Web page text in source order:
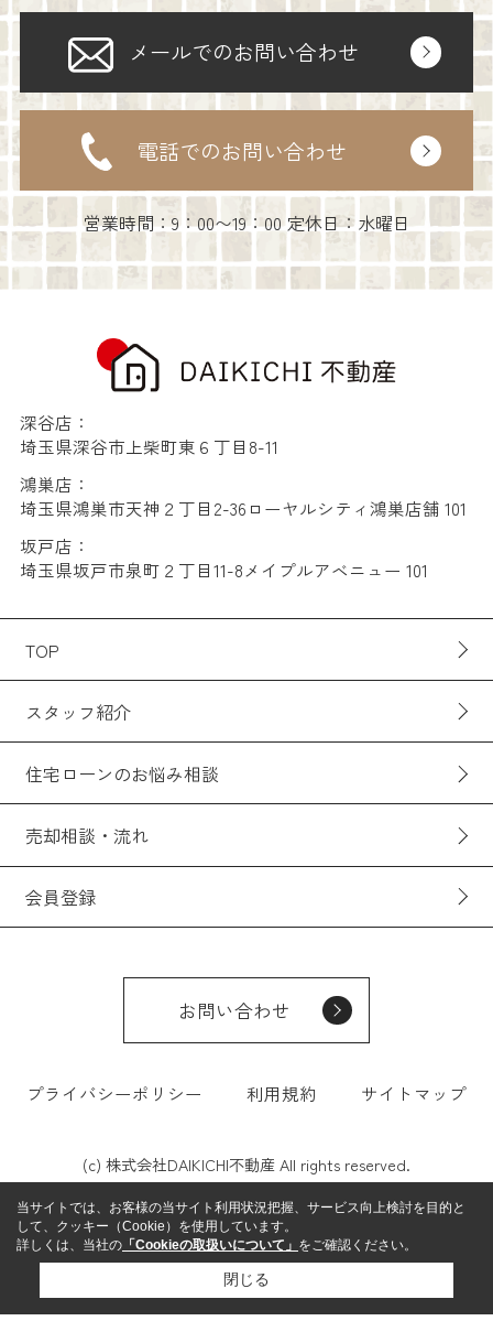
メールでのお問い合わせ
電話でのお問い合わせ
営業時間：9：00〜19：00 定休日：水曜日
深谷店：
埼玉県深谷市上柴町東６丁目8-11
鴻巣店：
埼玉県鴻巣市天神２丁目2-36ローヤルシティ鴻巣店舗 101
坂戸店：
埼玉県坂戸市泉町２丁目11-8メイプルアベニュー 101
TOP
スタッフ紹介
住宅ローンのお悩み相談
売却相談・流れ
会員登録
お問い合わせ
プライバシーポリシー 利用規約 サイトマップ
(c) 株式会社DAIKICHI不動産 All rights reserved.
当サイトでは、お客様の当サイト利用状況把握、サービス向上検討を目的と
して、クッキー（Cookie）を使用しています。
詳しくは、当社の 「Cookieの取扱いについて」 をご確認ください。
閉じる